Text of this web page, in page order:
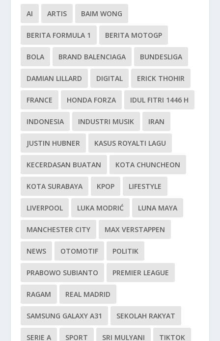
AI ARTIS BAIM WONG
BERITA FORMULA 1 BERITA MOTOGP
BOLA BRAND BALENCIAGA BUNDESLIGA
DAMIAN LILLARD DIGITAL ERICK THOHIR
FRANCE HONDA FORZA IDUL FITRI 1446 H
INDONESIA INDUSTRI MUSIK IRAN
JUSTIN HUBNER KASUS ROYALTI LAGU
KECERDASAN BUATAN KOTA CHUNCHEON
KOTA SURABAYA KPOP LIFESTYLE
LIVERPOOL LUKA MODRIĆ LUNA MAYA
MANCHESTER CITY MAX VERSTAPPEN
NEWS OTOMOTIF POLITIK
PRABOWO SUBIANTO PREMIER LEAGUE
RAGAM REAL MADRID
SAMSUNG GALAXY A31 SEKOLAH RAKYAT
SERIE A SPORT SRI MULYANI TIKTOK